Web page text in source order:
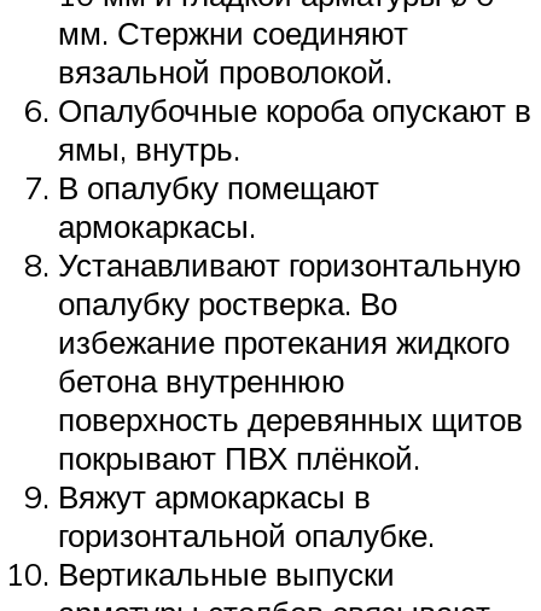
мм. Стержни соединяют
вязальной проволокой.
Опалубочные короба опускают в
ямы, внутрь.
В опалубку помещают
армокаркасы.
Устанавливают горизонтальную
опалубку ростверка. Во
избежание протекания жидкого
бетона внутреннюю
поверхность деревянных щитов
покрывают ПВХ плёнкой.
Вяжут армокаркасы в
горизонтальной опалубке.
Вертикальные выпуски